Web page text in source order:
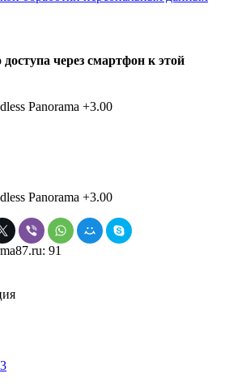
через смартфон к этой
Panorama +3.00
Panorama +3.00
91